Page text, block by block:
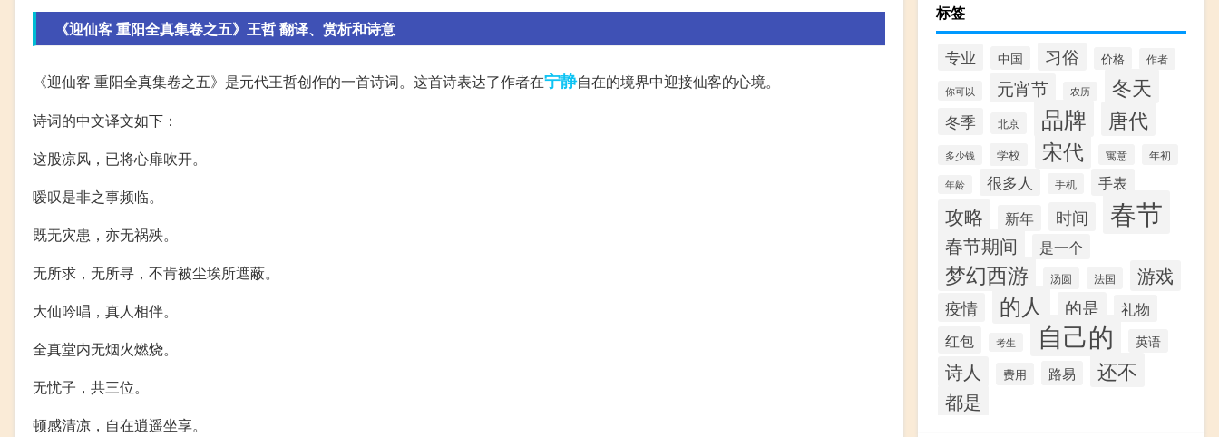
《迎仙客 重阳全真集卷之五》王哲 翻译、赏析和诗意
《迎仙客 重阳全真集卷之五》是元代王哲创作的一首诗词。这首诗表达了作者在宁静自在的境界中迎接仙客的心境。
诗词的中文译文如下：
这股凉风，已将心扉吹开。
嗳叹是非之事频临。
既无灾患，亦无祸殃。
无所求，无所寻，不肯被尘埃所遮蔽。
大仙吟唱，真人相伴。
全真堂内无烟火燃烧。
无忧子，共三位。
顿感清凉，自在逍遥坐享。
标签
专业 中国 习俗 价格 作者
你可以 元宵节 农历 冬天
冬季 北京 品牌 唐代
多少钱 学校 宋代 寓意 年初
年龄 很多人 手机 手表
攻略 新年 时间 春节
春节期间 是一个
梦幻西游 汤圆 法国 游戏
疫情 的人 的是
礼物
红包
考生 自己的 英语
诗人 费用 路易 还不
都是